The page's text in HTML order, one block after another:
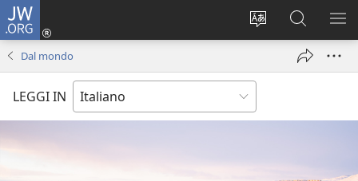
JW.ORG
Modificare
Accedi
(apre
finestra)
Cerca
in
JW.ORG
Dal mondo
LEGGI IN